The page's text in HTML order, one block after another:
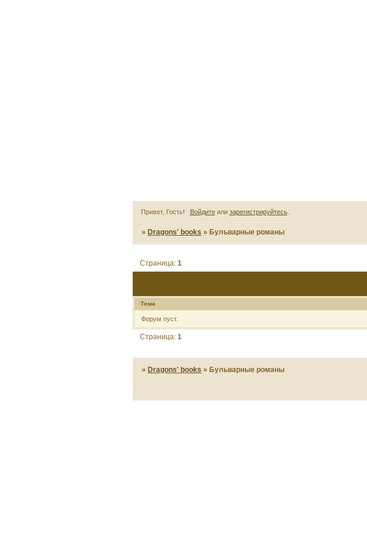
Привет, Гость! Войдитеили зарегистрируйтесь.
»Dragons' books »Бульварные романы
Страница:1
Тема
Форум пуст.
Страница:1
» Dragons' books » Бульварные романы